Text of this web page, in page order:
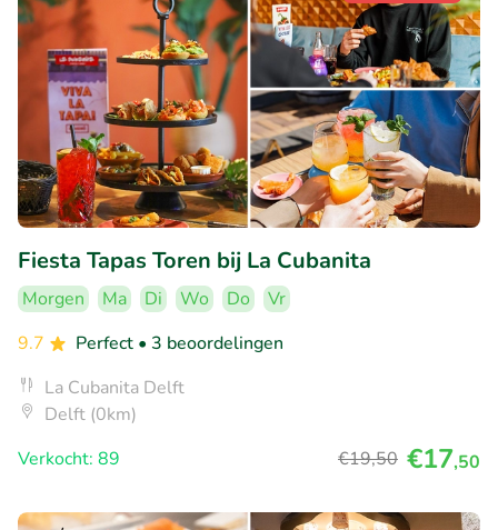
Fiesta Tapas Toren bij La Cubanita
Morgen Ma Di Wo Do
Vr
9.7
Perfect • 3 beoordelingen
La Cubanita Delft
Delft (0km)
Verkocht: 89
€19,50 €17,50